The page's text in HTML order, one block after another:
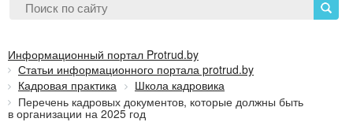
Информационный портал Protrud.by
Статьи информационного портала protrud.by
Кадровая практика
Школа кадровика
Перечень кадровых документов, которые должны быть
в организации на 2025 год